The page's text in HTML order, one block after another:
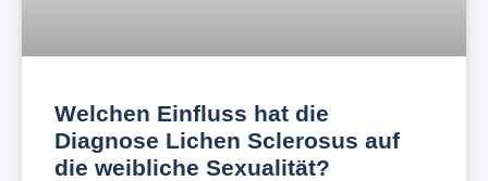
Welchen Einfluss hat die
Diagnose Lichen Sclerosus auf
die weibliche Sexualität?